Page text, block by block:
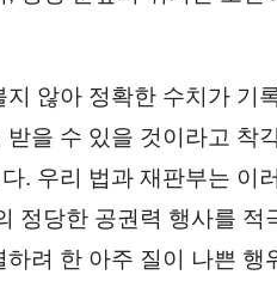
않아 정확한 수치가 기
을 수 있을 것이라고 착
. 우리 법과 재판부는 이
정당한 공권력 행사를 적
려 한 아주 질이 나쁜 행